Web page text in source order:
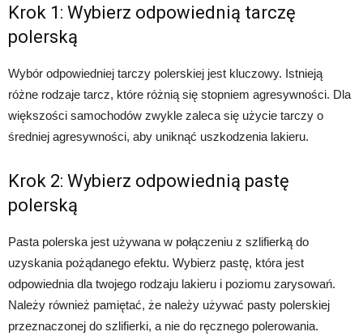
Krok 1: Wybierz odpowiednią tarczę
polerską
Wybór odpowiedniej tarczy polerskiej jest kluczowy. Istnieją
różne rodzaje tarcz, które różnią się stopniem agresywności. Dla
większości samochodów zwykle zaleca się użycie tarczy o
średniej agresywności, aby uniknąć uszkodzenia lakieru.
Krok 2: Wybierz odpowiednią pastę
polerską
Pasta polerska jest używana w połączeniu z szlifierką do
uzyskania pożądanego efektu. Wybierz pastę, która jest
odpowiednia dla twojego rodzaju lakieru i poziomu zarysowań.
Należy również pamiętać, że należy używać pasty polerskiej
przeznaczonej do szlifierki, a nie do ręcznego polerowania.